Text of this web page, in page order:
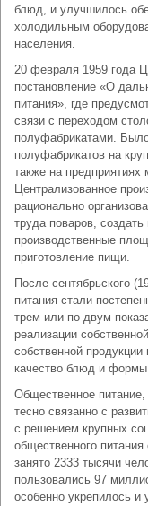
блюд, и улучшилось
холодильным
населения.
20 февраля 1959 года
постановление «О
питания», где
связи с переходом
полуфабрикатами. Было
полуфабрикатов на
также на
Централизованное
рационально
труда поваров,
производственные
приготовление пищи.
После сентябрьского
питания стали
трем или по двум
реализации
собственной
качество блюд и
Общественное
тесно связанно с
с решением крупных
общественного
занято 2333 тысячи
пользовались 97
особенно укрепилось и